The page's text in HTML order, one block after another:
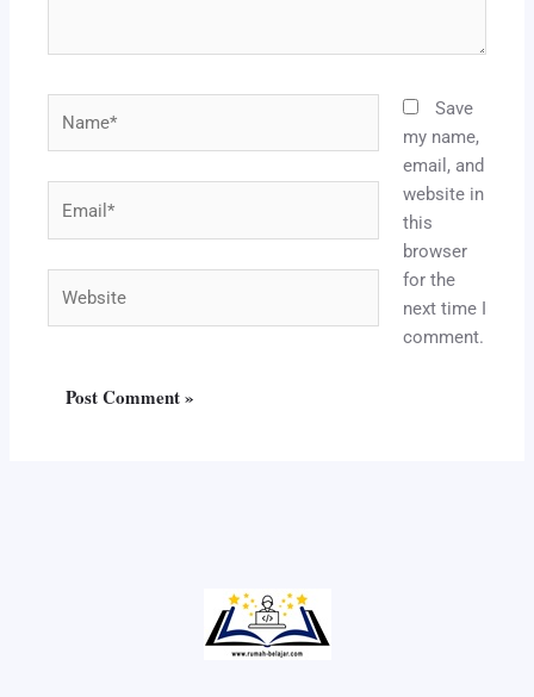
Save
my name,
email, and
website in
this
browser
for the
next time I
comment.